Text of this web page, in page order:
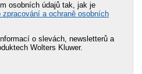
osobních údajů tak, jak je
zpracování a ochraně osobních
o slevách, newsletterů a
Wolters Kluwer.